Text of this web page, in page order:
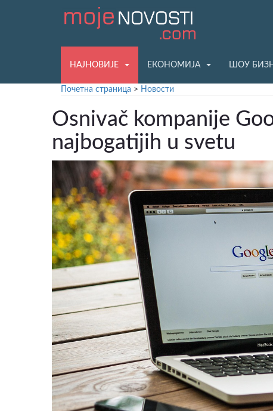
НАЈНОВИЈЕ ЕКОНОМИЈА ШОУ
Почетна страница > Новости
Osnivač kompanije
najbogatijih u svetu